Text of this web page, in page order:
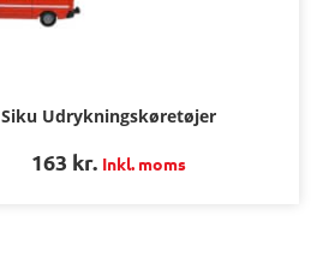
Siku Udrykningskøretøjer
163 kr. Inkl. moms